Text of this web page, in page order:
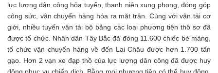
lực lượng dân công hỏa tuyến, thanh niên xung phong, đóng góp
công sức, vận chuyển hàng hóa ra mặt trận. Cùng với vận tải cơ
giới, nhiều tuyến vận tải bộ bằng các loại phương tiện thô sơ đã
được tổ chức. Nhân dân Tây Bắc đã đóng 11.600 chiếc bè mảng,
tổ chức vận chuyển hàng về đến Lai Châu được hơn 1.700 tấn
gạo. Hơn 2 vạn xe đạp thồ của lực lượng dân công đã được huy
động phục vụ chiến dịch. Bằng mọi phương tiện có thể huy động,